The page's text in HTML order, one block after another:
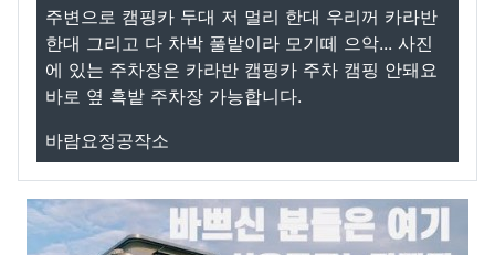
주변으로 캠핑카 두대 저 멀리 한대 우리꺼 카라반
한대 그리고 다 차박 풀밭이라 모기떼 으악... 사진
에 있는 주차장은 카라반 캠핑카 주차 캠핑 안돼요
바로 옆 흑밭 주차장 가능합니다.
바람요정공작소